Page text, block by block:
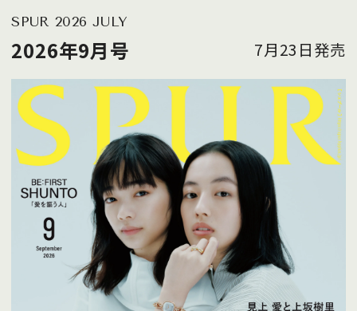
SPUR 2026 JULY
2026年9月号 7月23日発売